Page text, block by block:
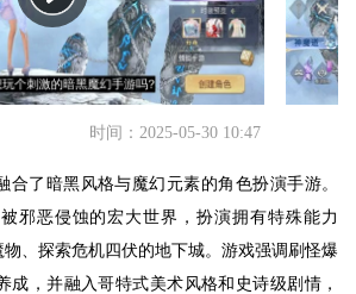
时间：2025-05-30 10:47
合了暗黑风格与魔幻元素的角色扮演手游。
邪恶侵蚀的宏大世界，扮演拥有特殊能力
物、探索危机四伏的地下城。游戏强调刷怪爆
成，并融入哥特式美术风格和史诗级剧情，